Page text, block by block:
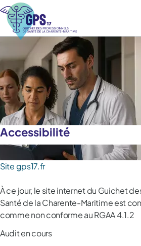
Accessibilité
Site gps17.fr
À ce jour, le site internet du Guichet
Santé de la Charente-Maritime est
comme non conforme au RGAA 4.1.2
Audit en cours